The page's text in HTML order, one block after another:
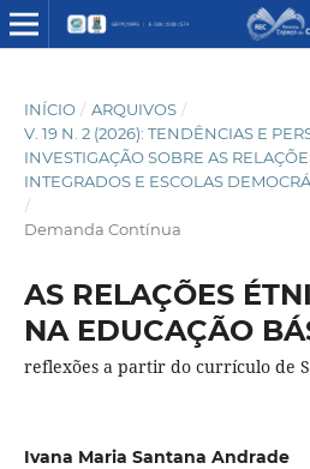
INÍCIO / ARQUIVOS /
V. 19 N. 2 (2026): TENDÊNCIAS E
INVESTIGAÇÃO SOBRE AS
INTEGRADOS E ESCOLAS
/
Demanda Contínua
AS RELAÇÕES
NA EDUCAÇÃO
reflexões a partir do currículo de
Ivana Maria Santana Andrade